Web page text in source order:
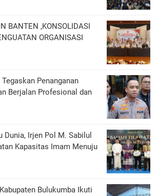
BANTEN ,KONSOLIDASI
ORGANISASI
Penanganan
Berjalan Profesional dan
Dunia, Irjen Pol M. Sabilul
Kapasitas Imam Menuju
Bulukumba Ikuti